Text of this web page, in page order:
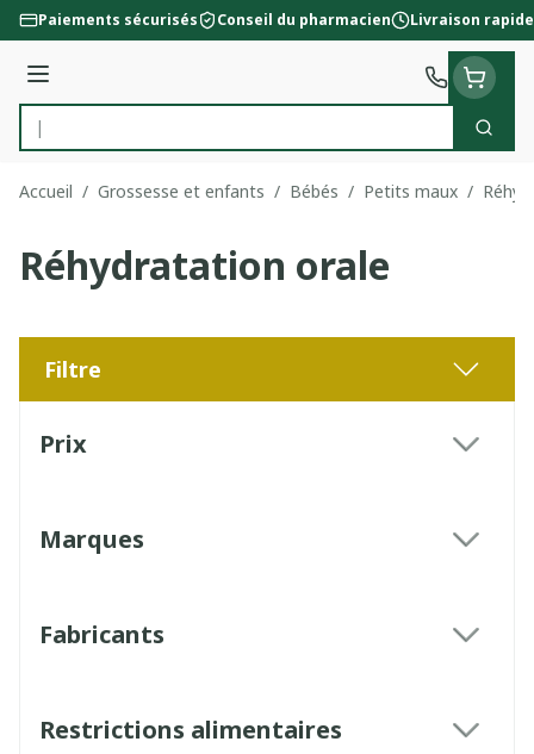
Aller au contenu
Paiements sécurisés Conseil du pharmacien Livraison rapide
Menu
Rechercher
Accueil / Grossesse et enfants / Bébés / Petits maux /
Réhydratation orale
Filtre
Prix
Marques
Fabricants
Restrictions alimentaires